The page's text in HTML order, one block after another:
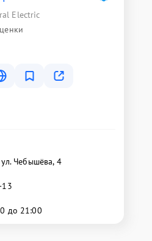
Electric
ул. Чебышёва, 4
13
до 21:00